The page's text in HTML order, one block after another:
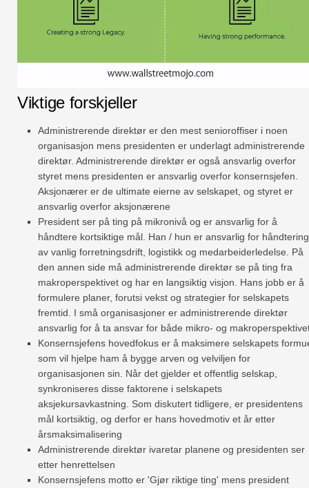
Viktige forskjeller
Administrerende direktør er den mest senioroffiser i noen
organisasjon mens presidenten er underlagt administrerende
direktør. Administrerende direktør er også ansvarlig overfor
styret mens presidenten er ansvarlig overfor konsernsjefen.
Aksjonærer er de ultimate eierne av selskapet, og styret er
ansvarlig overfor aksjonærene
President ser på ting på mikronivå og er ansvarlig for å
håndtere kortsiktige mål. Han / hun er ansvarlig for håndtering
av vanlig forretningsdrift, logistikk og medarbeiderledelse. På
den annen side må administrerende direktør se på ting fra
makroperspektivet og har en langsiktig visjon. Hans jobb er å
formulere planer, forutsi vekst og strategier for selskapets
fremtid. I små organisasjoner er administrerende direktør
ansvarlig for å ta ansvar for både mikro- og
Konsernsjefens hovedfokus er å maksimere selskapets
som vil hjelpe ham å bygge arven og velviljen for
organisasjonen sin. Når det gjelder et offentlig selskap,
synkroniseres disse faktorene i selskapets
aksjekursavkastning. Som diskutert tidligere, er presidentens
mål kortsiktig, og derfor er hans hovedmotiv et år etter
årsmaksimalisering
Administrerende direktør ivaretar planene og presidenten ser
etter henrettelsen
Konsernsjefens motto er 'Gjør riktige ting' mens president